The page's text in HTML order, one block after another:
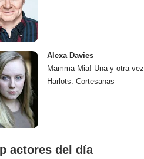
Alexa Davies
Mamma Mia! Una y otra vez
Harlots: Cortesanas
actores del día